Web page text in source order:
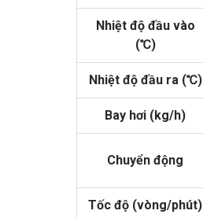
Nhiệt độ đầu vào
(℃)
Nhiệt độ đầu ra (℃)
Bay hơi (kg/h)
Chuyển động
Tốc độ (vòng/phút)